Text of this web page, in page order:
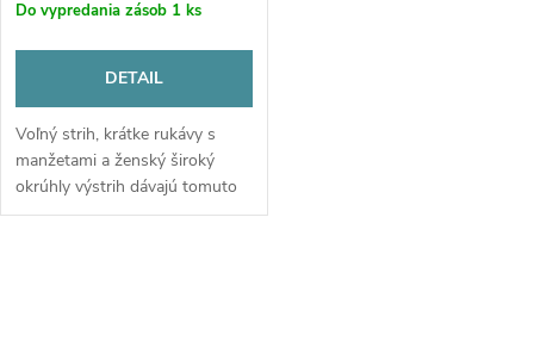
Do vypredania zásob 1 ks
DETAIL
Voľný strih, krátke rukávy s
manžetami a ženský široký
okrúhly výstrih dávajú tomuto
tričku neformálnu strih, nech